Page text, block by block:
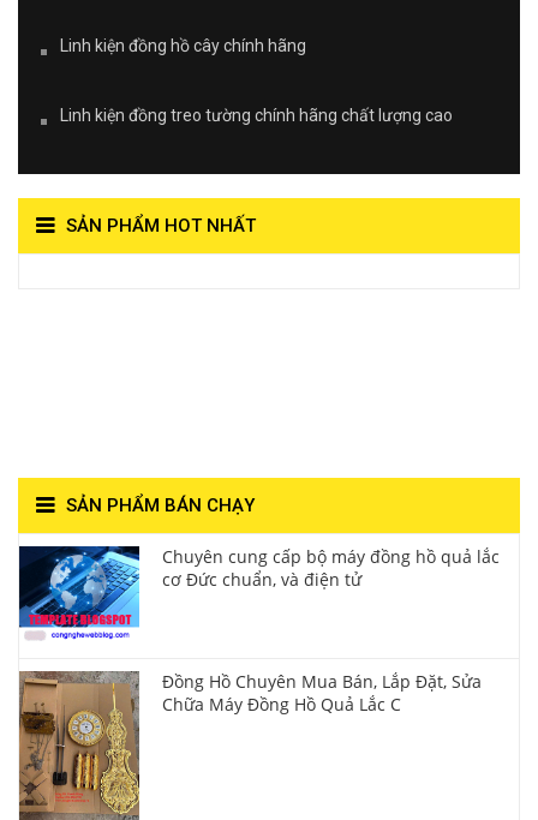
Linh kiện đồng hồ cây chính hãng
Linh kiện đồng treo tường chính hãng chất lượng cao
SẢN PHẨM HOT NHẤT
SẢN PHẨM BÁN CHẠY
Chuyên cung cấp bộ máy đồng hồ quả lắc
cơ Đức chuẩn, và điện tử
Đồng Hồ Chuyên Mua Bán, Lắp Đặt, Sửa
Chữa Máy Đồng Hồ Quả Lắc C